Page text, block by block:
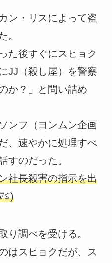
ン・リスによって盗
。
た後すぐにスヒョク
JJ（殺し屋）を警察
か？」と問い詰め
ンフ（ヨンムン企画
、速やかに処理すべ
すのだった。
社長殺害の指示を出
り調べを受ける。
はスヒョクだが、ス